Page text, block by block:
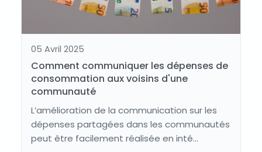
05 Avril 2025
Comment communiquer les dépenses de
consommation aux voisins d'une
communauté
L’amélioration de la communication sur les
dépenses partagées dans les communautés
peut être facilement réalisée en inté...